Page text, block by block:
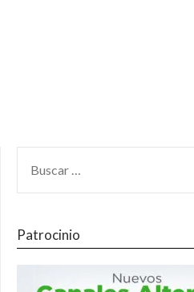
Patrocinio